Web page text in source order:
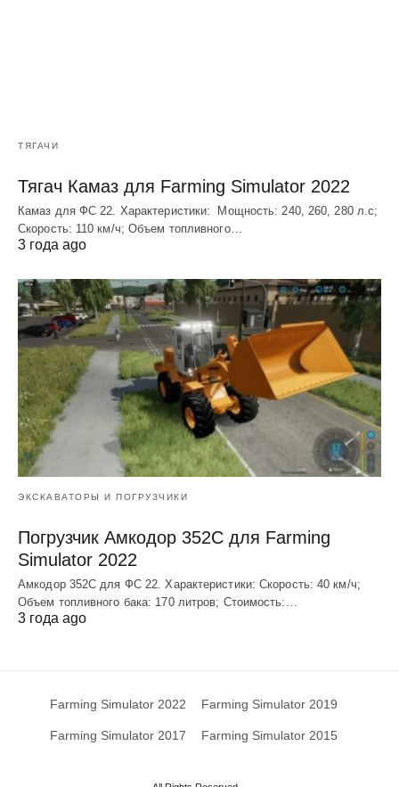
ТЯГАЧИ
Тягач Камаз для Farming Simulator 2022
Камаз для ФС 22. Характеристики: Мощность: 240, 260, 280 л.с;
Скорость: 110 км/ч; Объем топливного…
3 года ago
ЭКСКАВАТОРЫ И ПОГРУЗЧИКИ
Погрузчик Амкодор 352С для Farming
Simulator 2022
Амкодор 352С для ФС 22. Характеристики: Скорость: 40 км/ч;
Объем топливного бака: 170 литров; Стоимость:…
3 года ago
Farming Simulator 2022 Farming Simulator 2019
Farming Simulator 2017 Farming Simulator 2015